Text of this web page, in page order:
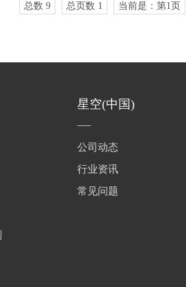
总数 9 总页数 1 当前是：第1页
星空(中国)
公司动态
行业资讯
常见问题